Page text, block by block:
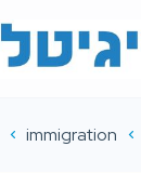
immigration